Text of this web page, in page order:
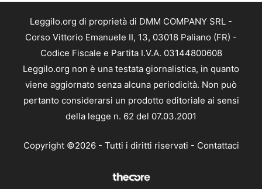
Leggilo.org di proprietà di DMM COMPANY SRL -
Corso Vittorio Emanuele II, 13, 03018 Paliano (FR) -
Codice Fiscale e Partita I.V.A. 03144800608
Leggilo.org non è una testata giornalistica, in quanto
viene aggiornato senza alcuna periodicità. Non può
pertanto considerarsi un prodotto editoriale ai sensi
della legge n. 62 del 07.03.2001
Copyright ©2026 - Tutti i diritti riservati - Contattaci